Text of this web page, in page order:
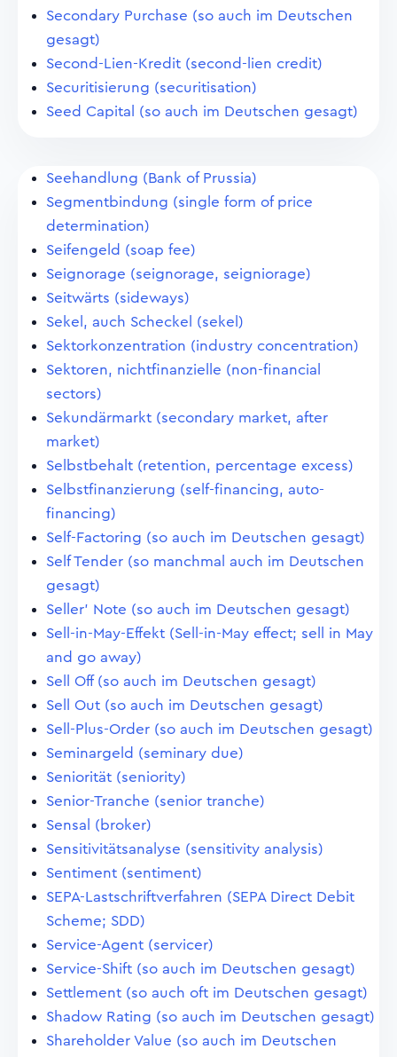
Secondary Purchase (so auch im Deutschen
gesagt)
Second-Lien-Kredit (second-lien credit)
Securitisierung (securitisation)
Seed Capital (so auch im Deutschen gesagt)
Seehandlung (Bank of Prussia)
Segmentbindung (single form of price
determination)
Seifengeld (soap fee)
Seignorage (seignorage, seigniorage)
Seitwärts (sideways)
Sekel, auch Scheckel (sekel)
Sektorkonzentration (industry concentration)
Sektoren, nichtfinanzielle (non-financial
sectors)
Sekundärmarkt (secondary market, after
market)
Selbstbehalt (retention, percentage excess)
Selbstfinanzierung (self-financing, auto-
financing)
Self-Factoring (so auch im Deutschen gesagt)
Self Tender (so manchmal auch im Deutschen
gesagt)
Seller' Note (so auch im Deutschen gesagt)
Sell-in-May-Effekt (Sell-in-May effect; sell in May
and go away)
Sell Off (so auch im Deutschen gesagt)
Sell Out (so auch im Deutschen gesagt)
Sell-Plus-Order (so auch im Deutschen gesagt)
Seminargeld (seminary due)
Seniorität (seniority)
Senior-Tranche (senior tranche)
Sensal (broker)
Sensitivitätsanalyse (sensitivity analysis)
Sentiment (sentiment)
SEPA-Lastschriftverfahren (SEPA Direct Debit
Scheme; SDD)
Service-Agent (servicer)
Service-Shift (so auch im Deutschen gesagt)
Settlement (so auch oft im Deutschen gesagt)
Shadow Rating (so auch im Deutschen gesagt)
Shareholder Value (so auch im Deutschen